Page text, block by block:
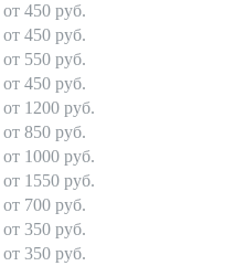
от 450 руб.
от 450 руб.
от 550 руб.
от 450 руб.
от 1200 руб.
от 850 руб.
от 1000 руб.
от 1550 руб.
от 700 руб.
от 350 руб.
от 350 руб.